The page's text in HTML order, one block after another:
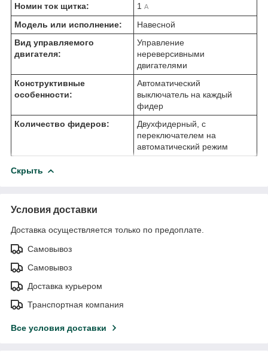
Номин ток щитка: 1 А
Модель или исполнение:
Навесной
Вид управляемого
двигателя:
Управление
нереверсивными
двигателями
Конструктивные
особенности:
Автоматический
выключатель на каждый
фидер
Количество фидеров:
Двухфидерный, с
переключателем на
автоматический режим
Скрыть
Условия доставки
Доставка осуществляется только по предоплате.
Самовывоз
Самовывоз
Доставка курьером
Транспортная компания
Все условия доставки